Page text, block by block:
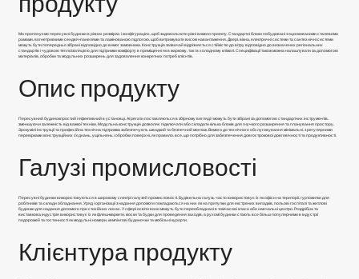
Ми пропонуємо пересувні будинки в різних розмірах і конфігураціях, щоб задовольнити різні вимоги проекту. Стандартні блоки побудовані з оцинкованими сталевими
рамами, вогнетривкими сендвіч-панелями та ламінованою підлогою, щоб витримувати високі навантаження. Двері, вікна, електричні системи та сантехнічні системи
можуть бути попередньо зібрані відповідно до вимог замовника. Конструкція зазвичай відрізняється стійкістю до вітру відповідно до визначених регіональних
стандартів і чудовою теплоізоляцією для підтримки комфорту в приміщенні як в жаркому, так і в холодному кліматі. Специфікації також можна налаштувати за допомогою
матеріалів, обробки та модульних розширень для задоволення конкретних потреб клієнтів.
Опис продукту
Пересувний будинокпростий і ефективний в установці. Агрегати поставляються в збірному вигляді і можуть бути зібрані за допомогою стандартних інструментів,
зменшуючи залежність від важкої техніки. Модульна конструкція дозволяє підключати або складати кілька блоків для гнучкого розширення та планування простору.
Зрозумілі інструкції та професійна технічна підтримка забезпечують швидкий та безпечний монтаж. Вимоги до технічного обслуговування мінімальні, з регулярними
перевірками конструкційних з'єднань, ущільнень і обробки поверхні, як правило, все, що потрібно для забезпечення довгострокової довговічності та продуктивності.
Галузі промисловості
Пересувні будинки використовуються в широкому спектрі галузей промисловості. Будівельна галузь часто використовує їх як офіси на території, гуртожитки для
робітників та склади обладнання. Уряд і організації з надання допомоги покладаються на них як на притулки для екстрених випадків, польові госпіталі та житлові
будинки для надання допомоги при стихійних лихах. У сфері освіти вони можуть бути переобладнані в тимчасові класи або навчальні центри. Роздрібна та
виставкова індустрія використовує їх як флеш-маркети, кіоски та будки для проведення заходів, а рухомі будинки стають все більш популярними в індустрії
подорожей та гостинності як модульні номери, кемпінгові будиночки та мобільні курорти.
Клієнтура продукту